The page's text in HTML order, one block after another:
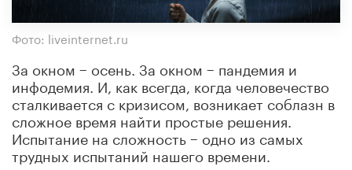
Фото: liveinternet.ru
За окном − осень. За окном − пандемия и
инфодемия. И, как всегда, когда человечество
сталкивается с кризисом, возникает соблазн в
сложное время найти простые решения.
Испытание на сложность − одно из самых
трудных испытаний нашего времени.